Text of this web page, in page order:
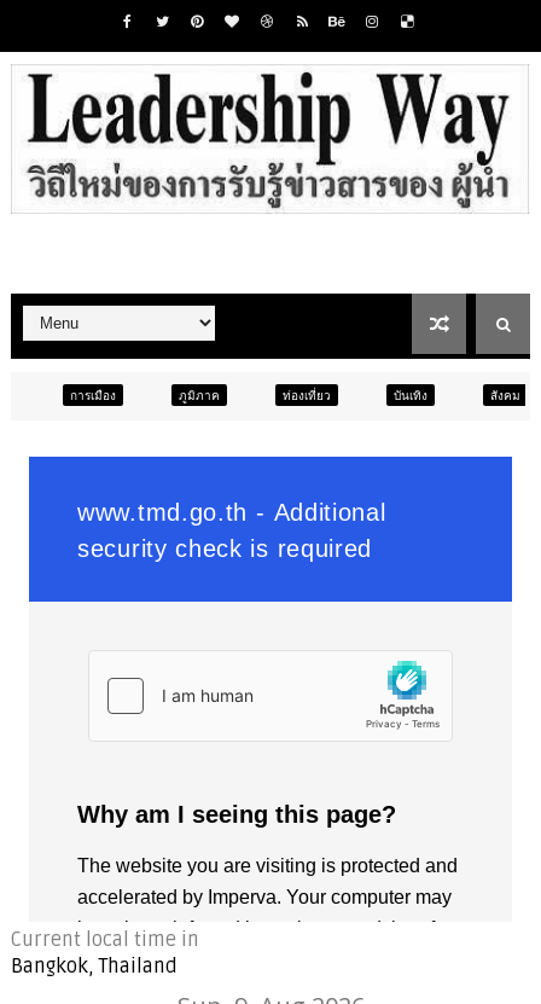
ภูมิภาค ท่องเที่ยว บันเทิง
Current local time in
Bangkok, Thailand